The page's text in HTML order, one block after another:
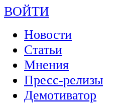
ВОЙТИ
Новости
Статьи
Мнения
Пресс-релизы
Демотиватор